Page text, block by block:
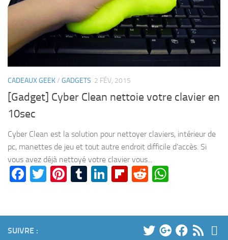
CADEAUX GEEK/ GADGETS 2 FÉV, 2015
[Gadget] Cyber Clean nettoie votre clavier en
10sec
Cyber Clean est la solution pour nettoyer claviers, intérieur de
pc, manettes de jeu et tout autre endroit difficile d’accès. Si
vous avez déjà nettoyé votre clavier vous...
Facebook
TwitterPinterest
TumblrLinkedIn
Flipboard
Reddit
SUIVRE :